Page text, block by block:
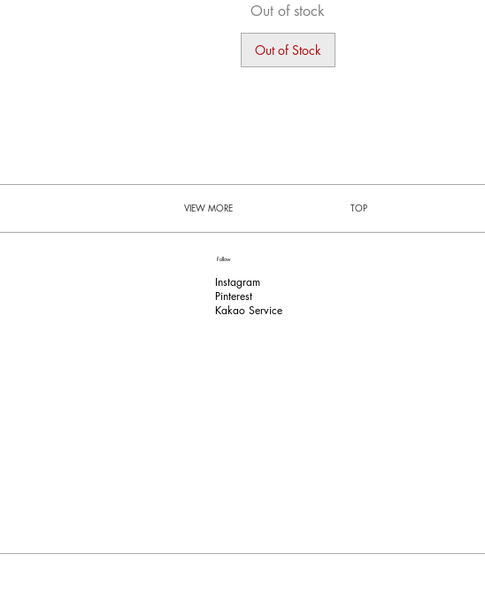
Out of stock
Out of Stock
VIEW MORE TOP
Follow
Instagram
Pinterest​
Kakao Service​